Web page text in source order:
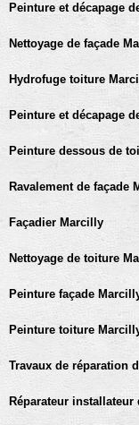
Peinture et décapage
Nettoyage de façade
Hydrofuge toiture
Peinture et décapage
Peinture dessous de
Ravalement de façade
Façadier Marcilly
Nettoyage de toiture
Peinture façade
Peinture toiture
Travaux de réparation
Réparateur